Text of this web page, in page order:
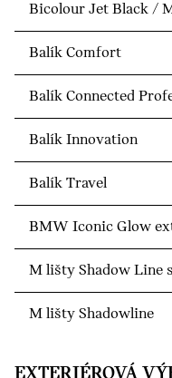
Bicolour Jet Black /
Balík Comfort
Balík Connected
Balík Innovation
Balík Travel
BMW Iconic Glow
M lišty Shadow Line
M lišty Shadowline
EXTERIÉROVÁ